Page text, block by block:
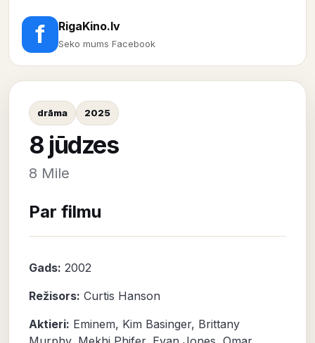
f RigaKino.lv
Seko mums Facebook
drāma 2025
8 jūdzes
8 Mile
Par filmu
Gads: 2002
Režisors: Curtis Hanson
Aktieri: Eminem, Kim Basinger, Brittany